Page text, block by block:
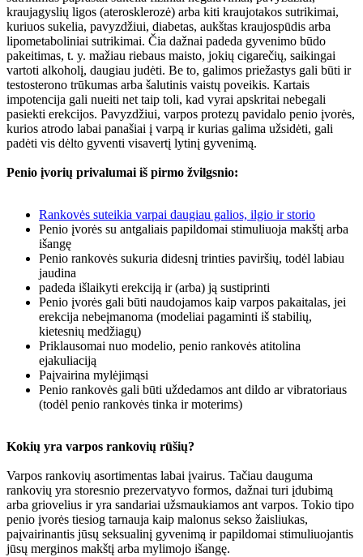
kraujagyslių ligos (aterosklerozė) arba kiti kraujotakos sutrikimai,
kuriuos sukelia, pavyzdžiui, diabetas, aukštas kraujospūdis arba
lipometaboliniai sutrikimai. Čia dažnai padeda gyvenimo būdo
pakeitimas, t. y. mažiau riebaus maisto, jokių cigarečių, saikingai
vartoti alkoholį, daugiau judėti. Be to, galimos priežastys gali būti ir
testosterono trūkumas arba šalutinis vaistų poveikis. Kartais
impotencija gali nueiti net taip toli, kad vyrai apskritai nebegali
pasiekti erekcijos. Pavyzdžiui, varpos protezų pavidalo penio įvorės,
kurios atrodo labai panašiai į varpą ir kurias galima užsidėti, gali
padėti vis dėlto gyventi visavertį lytinį gyvenimą.
Penio įvorių privalumai iš pirmo žvilgsnio:
Rankovės suteikia varpai daugiau galios, ilgio ir storio
Penio įvorės su antgaliais papildomai stimuliuoja makštį arba
išangę
Penio rankovės sukuria didesnį trinties paviršių, todėl labiau
jaudina
padeda išlaikyti erekciją ir (arba) ją sustiprinti
Penio įvorės gali būti naudojamos kaip varpos pakaitalas, jei
erekcija nebeįmanoma (modeliai pagaminti iš stabilių,
kietesnių medžiagų)
Priklausomai nuo modelio, penio rankovės atitolina
ejakuliaciją
Paįvairina mylėjimąsi
Penio rankovės gali būti uždedamos ant dildo ar vibratoriaus
(todėl penio rankovės tinka ir moterims)
Kokių yra varpos rankovių rūšių?
Varpos rankovių asortimentas labai įvairus. Tačiau dauguma
rankovių yra storesnio prezervatyvo formos, dažnai turi įdubimą
arba griovelius ir yra sandariai užsmaukiamos ant varpos. Tokio tipo
penio įvorės tiesiog tarnauja kaip malonus sekso žaisliukas,
paįvairinantis jūsų seksualinį gyvenimą ir papildomai stimuliuojantis
jūsų merginos makštį arba mylimojo išangę.